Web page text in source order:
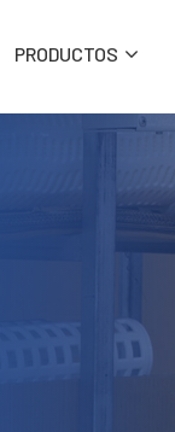
PRODUCTOS